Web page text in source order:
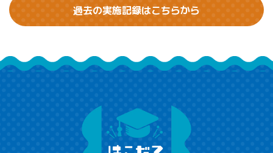
過去の実施記録はこちらから